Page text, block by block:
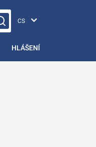
Vyhledávání na webu…
HLÁŠENÍ